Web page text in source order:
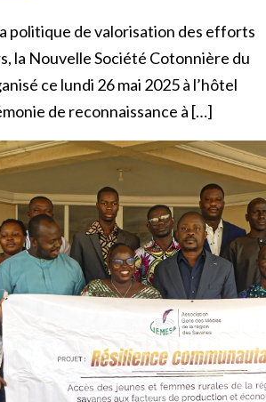
politique de valorisation des efforts
la Nouvelle Société Cotonnière du
ce lundi 26 mai 2025 à l’hôtel
de reconnaissance à […]